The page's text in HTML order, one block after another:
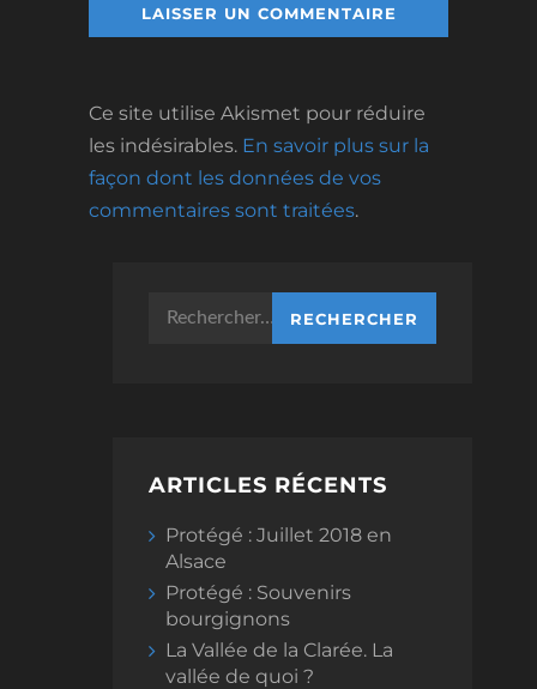
Ce site utilise Akismet pour réduire
les indésirables. En savoir plus sur la
façon dont les données de vos
commentaires sont traitées.
Rechercher :
ARTICLES RÉCENTS
Protégé : Juillet 2018 en
Alsace
Protégé : Souvenirs
bourgignons
La Vallée de la Clarée. La
vallée de quoi ?